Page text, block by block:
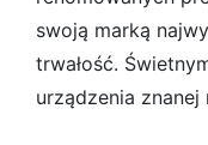
swoją marką
trwałość.
urządzenia znanej